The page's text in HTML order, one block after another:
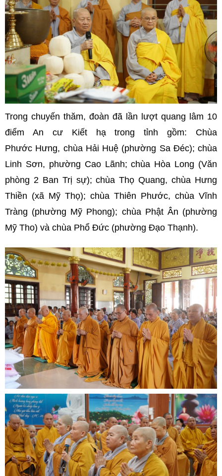
Trong chuyến thăm, đoàn đã lần lượt quang lâm 10
điểm An cư Kiết hạ trong tỉnh gồm: Chùa
Phước Hưng, chùa Hải Huệ (phường Sa Đéc); chùa
Linh Sơn, phường Cao Lãnh; chùa Hòa Long (Văn
phòng 2 Ban Trị sự); chùa Thọ Quang, chùa Hưng
Thiền (xã Mỹ Thọ); chùa Thiên Phước, chùa Vĩnh
Tràng (phường Mỹ Phong); chùa Phật Ân (phường
Mỹ Tho) và chùa Phổ Đức (phường Đạo Thạnh).